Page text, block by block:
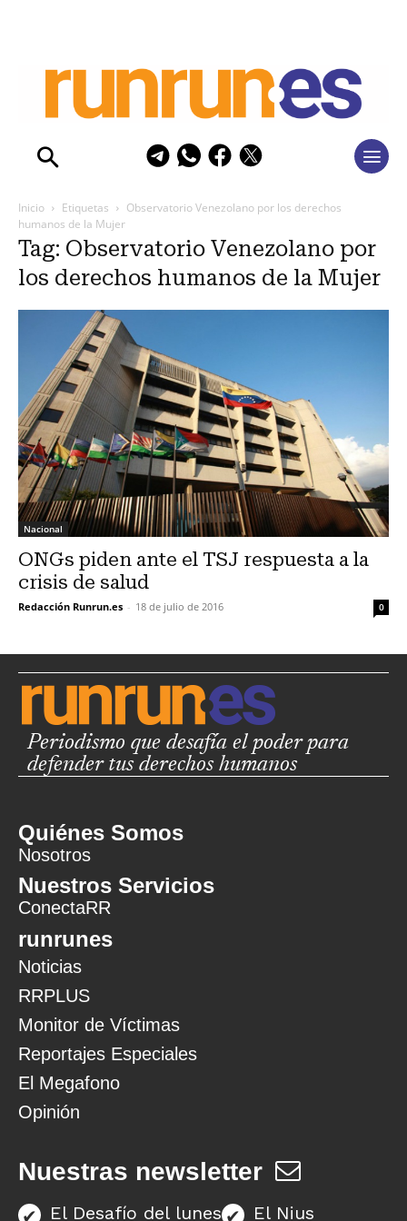
Inicio Etiquetas
Observatorio Venezolano por los derechos
humanos de la Mujer
Tag: Observatorio Venezolano por
los derechos humanos de la Mujer
Nacional
ONGs piden ante el TSJ respuesta a la
crisis de salud
Redacción Runrun.es - 18 de julio de 2016 0
Periodismo que desafía el poder para
defender tus derechos humanos
Quiénes Somos
Nosotros
Nuestros Servicios
ConectaRR
runrunes
Noticias
RRPLUS
Monitor de Víctimas
Reportajes Especiales
El Megafono
Opinión
Nuestras newsletter
El Desafío del lunes El Nius